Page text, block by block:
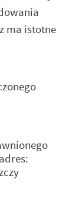
ma istotne